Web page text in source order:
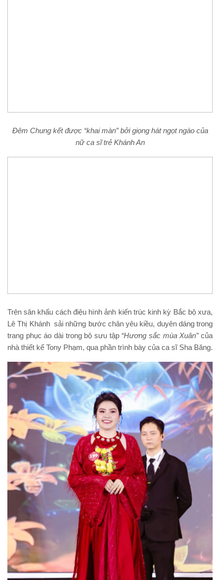
Đêm Chung kết được “khai màn”bởi giọng hátngọt ngàocủa
nữ ca sĩ trẻ Khánh An
Trên sân khấu cách điệu hình ảnh kiến trúc kinh kỳ Bắc bộ xưa,
Lê Thị Khánh sải những bước chân yêu kiều, duyên dáng trong
trang phục áo dài trong bộ sưu tập “Hương sắc mùa Xuân”của
nhà thiết kế Tony Phạm, qua phần trình bày của ca sĩ Sha Băng.